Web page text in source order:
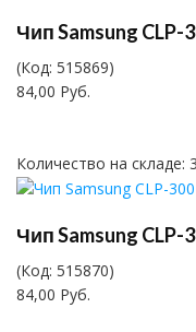
Чип Samsung CLP-
(Код: 515869)
84,00 Руб.
Количество на складе: 3
Чип Samsung CLP-
(Код: 515870)
84,00 Руб.